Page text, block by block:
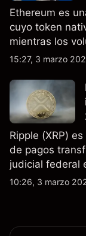
Ethereum es
cuyo token
mientras los
actividad spot
pasado no es
futuros.
15:27, 3 marzo
Ripple (XRP)
de pagos
judicial federal
que las ventas
10:26, 3 marzo